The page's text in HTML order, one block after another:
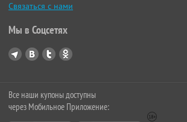
Связаться с нами
Мы в Соцсетях
Все наши купоны доступны
через Мобильное Приложение: